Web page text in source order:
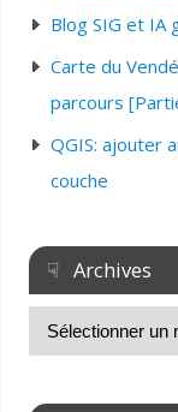
Blog SIG et IA
Carte du
parcours
QGIS: ajouter
couche
☟ Archives